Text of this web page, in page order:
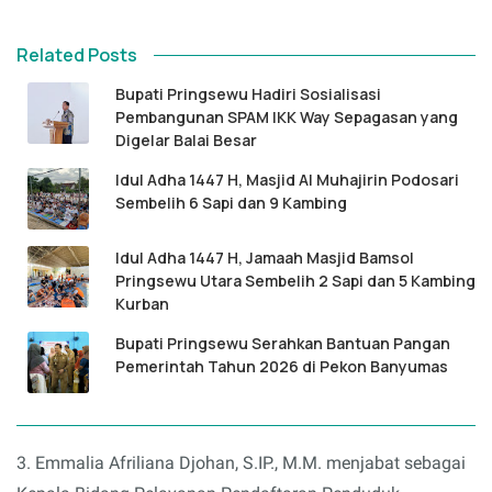
Related Posts
Bupati Pringsewu Hadiri Sosialisasi
Pembangunan SPAM IKK Way Sepagasan yang
Digelar Balai Besar
Idul Adha 1447 H, Masjid Al Muhajirin Podosari
Sembelih 6 Sapi dan 9 Kambing
Idul Adha 1447 H, Jamaah Masjid Bamsol
Pringsewu Utara Sembelih 2 Sapi dan 5 Kambing
Kurban
Bupati Pringsewu Serahkan Bantuan Pangan
Pemerintah Tahun 2026 di Pekon Banyumas
3. Emmalia Afriliana Djohan, S.IP., M.M. menjabat sebagai